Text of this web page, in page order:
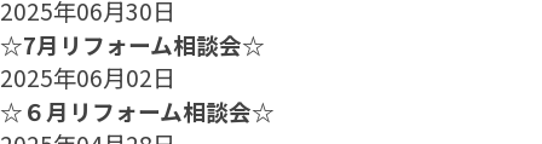
2025年06月30日
☆7月リフォーム相談会☆
2025年06月02日
☆６月リフォーム相談会☆